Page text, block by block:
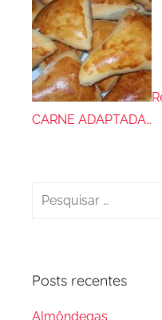
CARNE ADAPTADA…
Pesquisar
Posts recentes
Almôndegas